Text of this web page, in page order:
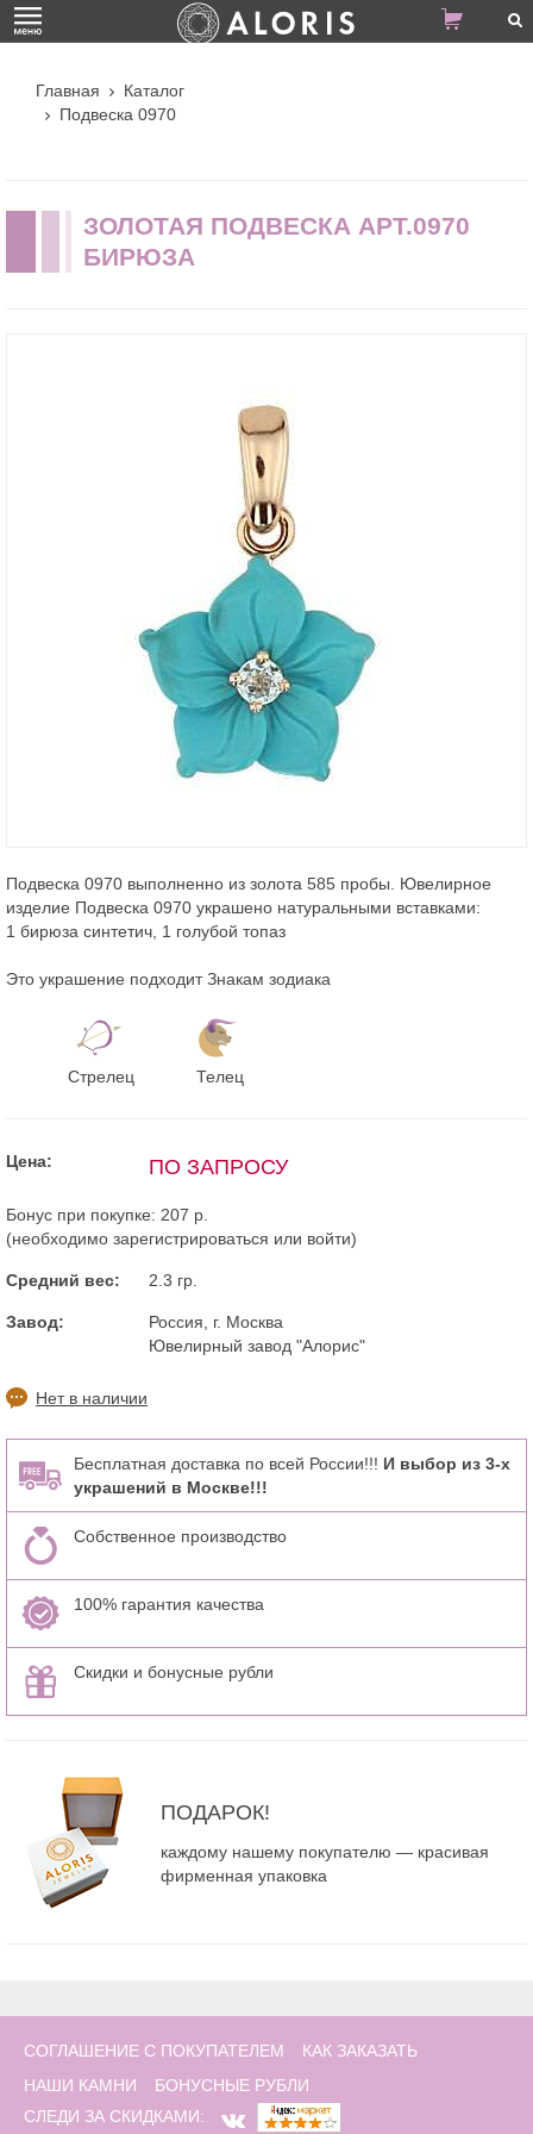
Главная
Каталог
Подвеска 0970
ЗОЛОТАЯ ПОДВЕСКА АРТ.0970
БИРЮЗА
Подвеска 0970 выполненно из золота 585 пробы. Ювелирное
изделие Подвеска 0970 украшено натуральными вставками:
1 бирюза синтетич, 1 голубой топаз
Это украшение подходит Знакам зодиака
Стрелец Телец
Цена: ПО ЗАПРОСУ
Бонус при покупке: 207 р.
(необходимо зарегистрироваться или войти)
Средний вес: 2.3 гр.
Завод:
Россия, г. Москва
Ювелирный завод "Алорис"
Нет в наличии
Бесплатная доставка по всей России!!! И выбор из 3-х
украшений в Москве!!!
Собственное производство
100% гарантия качества
Скидки и бонусные рубли
ПОДАРОК!
каждому нашему покупателю — красивая
фирменная упаковка
СОГЛАШЕНИЕ С ПОКУПАТЕЛЕМ
КАК ЗАКАЗАТЬ
НАШИ КАМНИ
БОНУСНЫЕ РУБЛИ
СЛЕДИ ЗА СКИДКАМИ: